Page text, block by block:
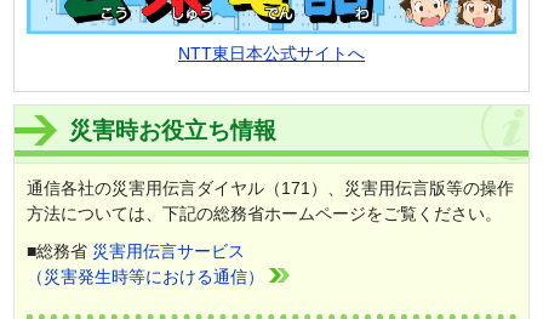
NTT東日本公式サイトへ
災害時お役立ち情報
通信各社の災害用伝言ダイヤル（171）、災害用伝言版等の操作
方法については、下記の総務省ホームページをご覧ください。
■総務省 災害用伝言サービス
（災害発生時等における通信）